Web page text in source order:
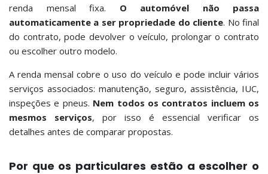
renda mensal fixa. O automóvel não passa
automaticamente a ser propriedade do cliente. No final
do contrato, pode devolver o veículo, prolongar o contrato
ou escolher outro modelo.
A renda mensal cobre o uso do veículo e pode incluir vários
serviços associados: manutenção, seguro, assistência, IUC,
inspeções e pneus. Nem todos os contratos incluem os
mesmos serviços, por isso é essencial verificar os
detalhes antes de comparar propostas.
Por que os particulares estão a escolher o